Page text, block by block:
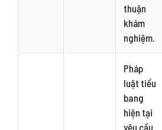
thuận
khám
nghiệm.
Pháp
luật tiểu
bang
hiện tại
yêu cầu